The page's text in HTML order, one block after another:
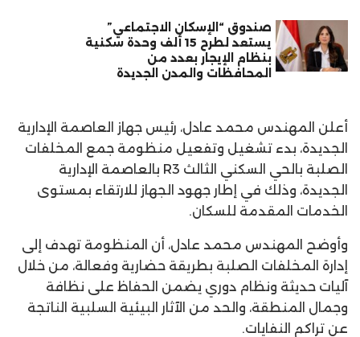
صندوق “الإسكان الاجتماعي”
يستعد لطرح 15 ألف وحدة سكنية
بنظام الإيجار بعدد من
المحافظات والمدن الجديدة
أعلن المهندس محمد عادل، رئيس جهاز العاصمة الإدارية
الجديدة، بدء تشغيل وتفعيل منظومة جمع المخلفات
الصلبة بالحي السكني الثالث R3 بالعاصمة الإدارية
الجديدة، وذلك في إطار جهود الجهاز للارتقاء بمستوى
الخدمات المقدمة للسكان.
وأوضح المهندس محمد عادل، أن المنظومة تهدف إلى
إدارة المخلفات الصلبة بطريقة حضارية وفعالة، من خلال
آليات حديثة ونظام دوري يضمن الحفاظ على نظافة
وجمال المنطقة، والحد من الآثار البيئية السلبية الناتجة
عن تراكم النفايات.